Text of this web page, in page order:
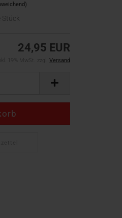
Stück
24,95 EUR
19% MwSt. zzgl. Versand